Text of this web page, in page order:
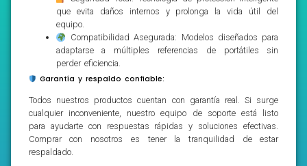
que evita daños internos y prolonga la vida útil del
equipo.
Compatibilidad Asegurada: Modelos diseñados para
adaptarse a múltiples referencias de portátiles sin
perder eficiencia.
Garantía y respaldo confiable:
Todos nuestros productos cuentan con garantía real. Si surge
cualquier inconveniente, nuestro equipo de soporte está listo
para ayudarte con respuestas rápidas y soluciones efectivas.
Comprar con nosotros es tener la tranquilidad de estar
respaldado.